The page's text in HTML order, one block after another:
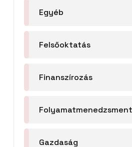
Egyéb
Felsőoktatás
Finanszírozás
Gazdaság